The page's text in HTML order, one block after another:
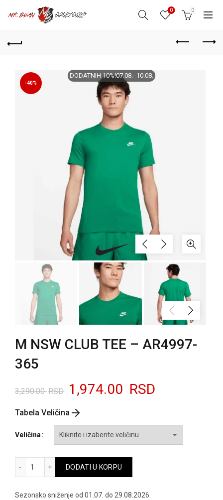
0 0
-40%
DODATNIH 10%!07.08.- 10.08.
M NSW CLUB TEE – AR4997-
365
3,290.00RSD
Originalna
cena
je
bila:
3,290.00 RSD.
1,974.00 RSD
Tabela Veličina
Veličina
M nsw club tee - ar4997-365 količina
DODATI U KORPU
Sezonsko sniženje od 01.07. do 29.08.2026.